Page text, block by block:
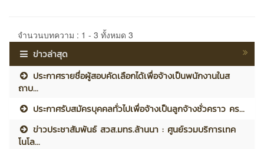
จำนวนบทความ : 1 - 3 ทั้งหมด 3
ข่าวล่าสุด
ประกาศรายชื่อผู้สอบคัดเลือกได้เพื่อจ้างเป็นพนักงานในส
ถาบ...
ประกาศรับสมัครบุคคลทั่วไปเพื่อจ้างเป็นลูกจ้างชั่วคราว คร...
ข่าวประชาสัมพันธ์ สวส.มทร.ล้านนา : ศูนย์รวมบริการเทค
โนโล...